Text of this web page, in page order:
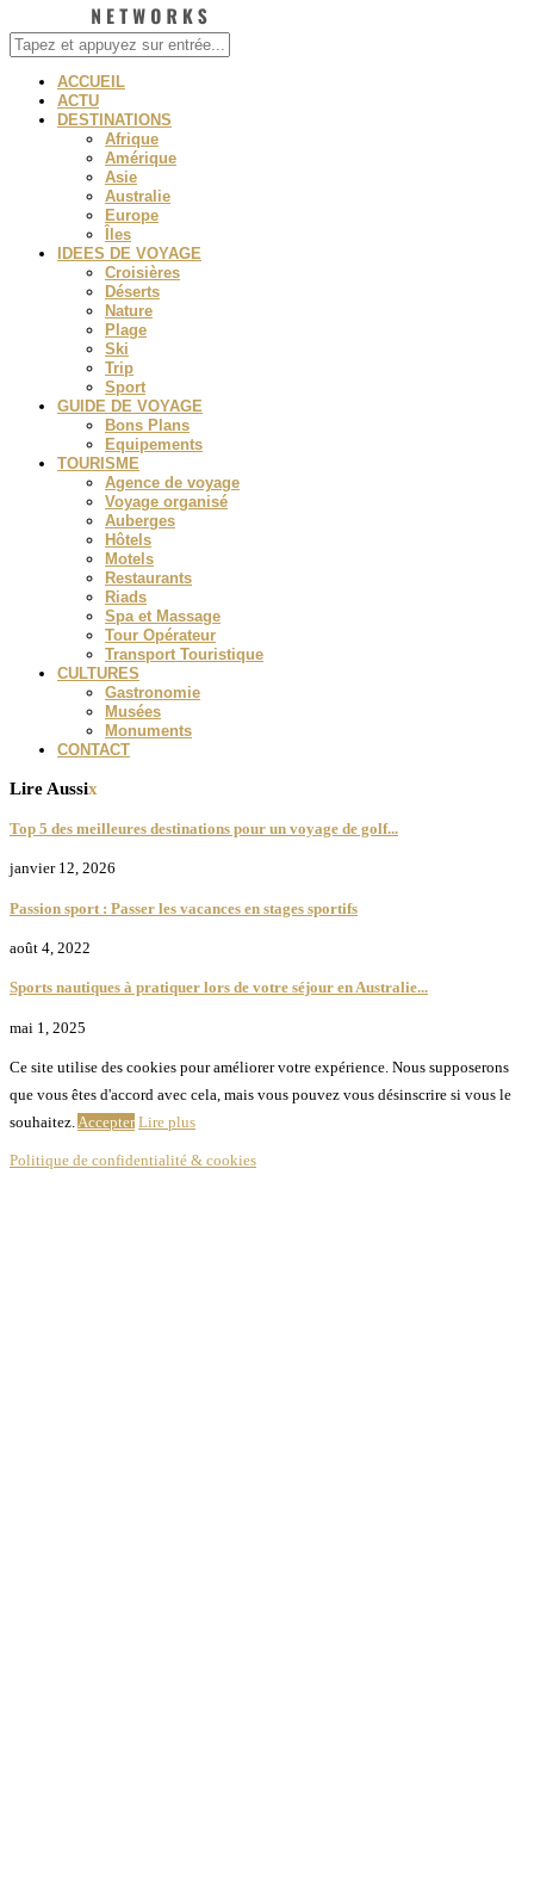
ACCUEIL
ACTU
DESTINATIONS
Afrique
Amérique
Asie
Australie
Europe
Îles
IDEES DE VOYAGE
Croisières
Déserts
Nature
Plage
Ski
Trip
Sport
GUIDE DE VOYAGE
Bons Plans
Equipements
TOURISME
Agence de voyage
Voyage organisé
Auberges
Hôtels
Motels
Restaurants
Riads
Spa et Massage
Tour Opérateur
Transport Touristique
CULTURES
Gastronomie
Musées
Monuments
CONTACT
Lire Aussix
Top 5 des meilleures destinations pour un voyage de golf...
janvier 12, 2026
Passion sport : Passer les vacances en stages sportifs
août 4, 2022
Sports nautiques à pratiquer lors de votre séjour en Australie...
mai 1, 2025
Ce site utilise des cookies pour améliorer votre expérience. Nous supposerons
que vous êtes d'accord avec cela, mais vous pouvez vous désinscrire si vous le
souhaitez. Accepter Lire plus
Politique de confidentialité & cookies